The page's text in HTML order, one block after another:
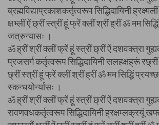
ब्रह्मविद्याप्रकाशकर्तृत्वरूप सिद्धिदायिनी ह्रक्ष्मलीं
क्षभ्लीं ऐं छ्रीं स्त्रीं हूं फ्रें क्लीं श्रीं ह्रीं ॐ मम
जत्रुन्यासः ।
ॐ ह्रीं श्रीं क्लीं फ्रें हूं स्त्रीं छ्रीं ऐं दशवक्त्रा
प्रजसर्ग कर्तृत्वरूप सिद्धिदायिनी सलहक्षह्रूं रछ्रीं
छ्रीं स्त्रीं हूं फ्रें क्लीं श्रीं ह्रीं ॐ मम सिद्धिं
स्कन्धयोर्न्यासः ।
ॐ ह्रीं श्रीं क्लीं फ्रें हूं स्त्रीं छ्रीं ऐं दशवक्त्रा
रावणवधकर्तृत्वरूप सिद्धिदायिनी